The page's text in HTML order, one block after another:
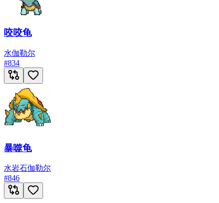
咬咬龟
水伽勒尔
#834
暴噬龟
水岩石伽勒尔
#846